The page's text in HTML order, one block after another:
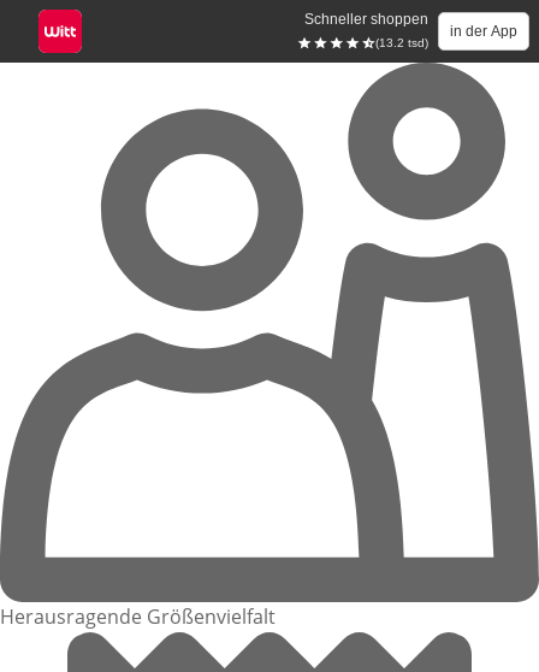
Schneller shoppen
(13.2 tsd)
in der App
Herausragende Größenvielfalt